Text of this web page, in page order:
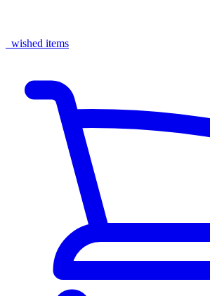
wished items